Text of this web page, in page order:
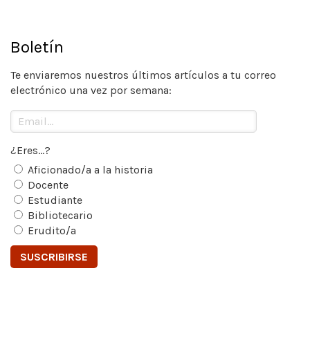
Boletín
Te enviaremos nuestros últimos artículos a tu correo
electrónico una vez por semana:
¿Eres...?
Aficionado/a a la historia
Docente
Estudiante
Bibliotecario
Erudito/a